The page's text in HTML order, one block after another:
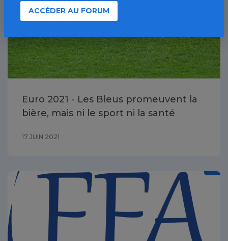
Euro 2021 - Les Bleus promeuvent la
bière, mais ni le sport ni la santé
17 JUIN 2021
ACCÉDER AU FORUM